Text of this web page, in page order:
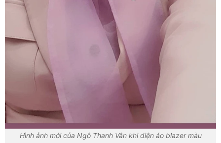
Hình ảnh mới của Ngô Thanh Vân khi diện áo blazer màu